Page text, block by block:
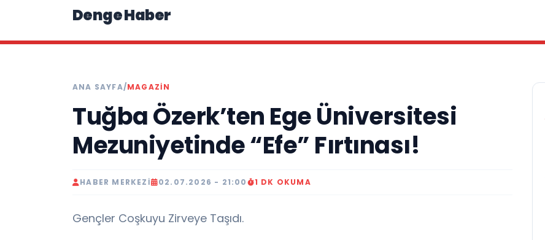
Denge Haber
ANA SAYFA/MAGAZIN
Tuğba Özerk’ten Ege Üniversitesi
Mezuniyetinde “Efe” Fırtınası!
HABER MERKEZI 02.07.2026 - 21:00 1 DK OKUMA
Gençler Coşkuyu Zirveye Taşıdı.